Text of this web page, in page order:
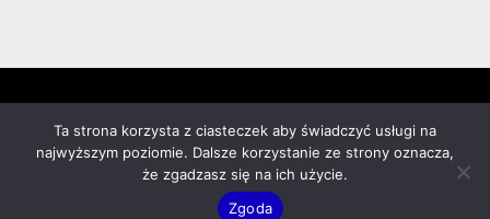
©2026 czeslawurban.pl | Powered by
Ta strona korzysta z ciasteczek aby świadczyć usługi na
najwyższym poziomie. Dalsze korzystanie ze strony oznacza,
że zgadzasz się na ich użycie.
Zgoda